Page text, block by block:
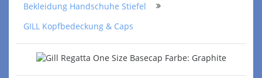
Bekleidung Handschuhe Stiefel
GILL Kopfbedeckung & Caps